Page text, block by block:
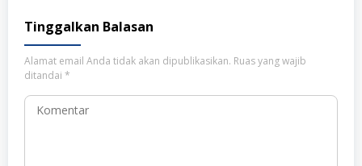
Tinggalkan Balasan
Alamat email Anda tidak akan dipublikasikan. Ruas yang wajib
ditandai *